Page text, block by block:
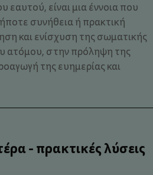
εαυτού, είναι μια έννοια που
συνήθεια ή πρακτική
και ενίσχυση της σωματικής
ατόμου, στην πρόληψη της
της ευημερίας και
- πρακτικές λύσεις